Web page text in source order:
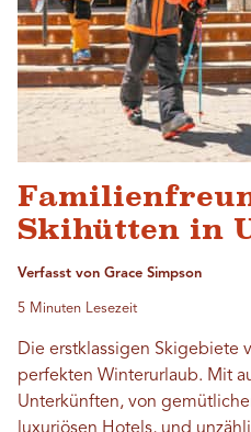
Skihütten in
Verfasst von Grace Simpson
5 Minuten Lesezeit
Die erstklassigen Skigebiete
perfekten Winterurlaub. Mit
Unterkünften, von